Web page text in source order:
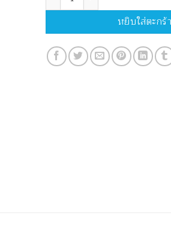
หยิบใส่ตะกร้